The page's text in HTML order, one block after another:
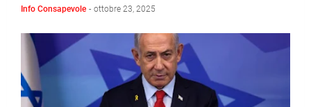
Info Consapevole - ottobre 23, 2025